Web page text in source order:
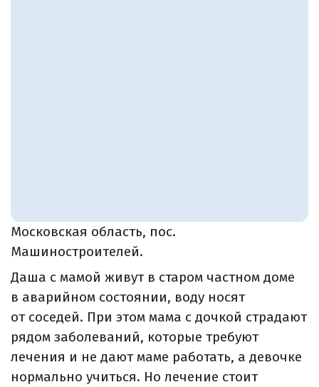
Московская область, пос.
Машиностроителей.
Даша с мамой живут в старом частном доме
в аварийном состоянии, воду носят
от соседей. При этом мама с дочкой страдают
рядом заболеваний, которые требуют
лечения и не дают маме работать, а девочке
нормально учиться. Но лечение стоит